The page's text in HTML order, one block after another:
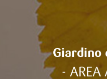
Giardino
- AREA